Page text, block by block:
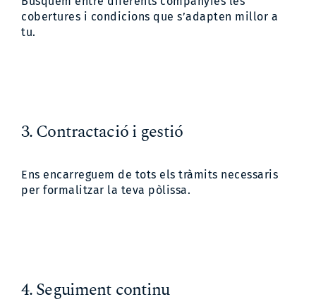
cobertures i condicions que s’adapten millor a
tu.
3. Contractació i gestió
Ens encarreguem de tots els tràmits necessaris
per formalitzar la teva pòlissa.
4. Seguiment continu